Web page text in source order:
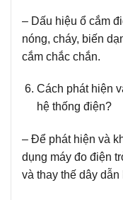
– Dấu hiệu ổ cắm
nóng, cháy, biến
cắm chắc chắn.
Cách phát hiện
hệ thống điện?
– Để phát hiện và
dụng máy đo điện
và thay thế dây